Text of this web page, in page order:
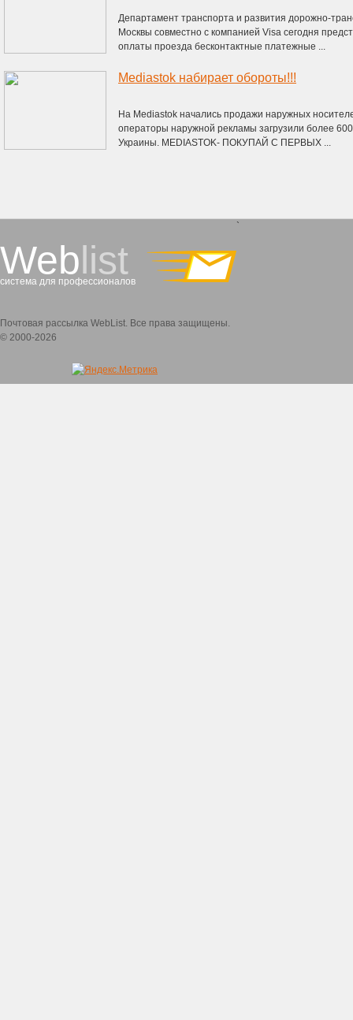
Департамент транспорта и развития дорожно-
Москвы совместно с компанией Visa сегодня
оплаты проезда бесконтактные платежные ...
Mediastok набирает обороты!!!
На Mediastok начались продажи наружных
операторы наружной рекламы загрузили более
Украины. MEDIASTOK- ПОКУПАЙ С ПЕРВЫХ ...
Weblist
система для профессионалов
`
Почтовая рассылка WebList. Все права защищены.
© 2000-2026